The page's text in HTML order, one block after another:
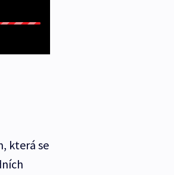
která se